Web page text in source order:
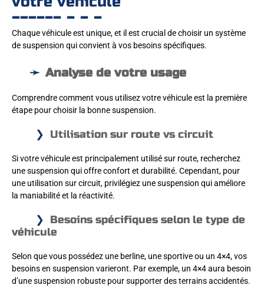
Chaque véhicule est unique, et il est crucial de choisir un système
de suspension qui convient à vos besoins spécifiques.
Analyse de votre usage
Comprendre comment vous utilisez votre véhicule est la première
étape pour choisir la bonne suspension.
Utilisation sur route vs circuit
Si votre véhicule est principalement utilisé sur route, recherchez
une suspension qui offre confort et durabilité. Cependant, pour
une utilisation sur circuit, privilégiez une suspension qui améliore
la maniabilité et la réactivité.
Besoins spécifiques selon le type de
véhicule
Selon que vous possédez une berline, une sportive ou un 4×4, vos
besoins en suspension varieront. Par exemple, un 4×4 aura besoin
d’une suspension robuste pour supporter des terrains accidentés.